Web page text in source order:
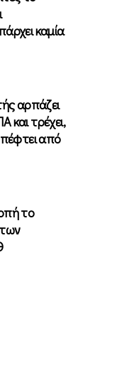
καμία
αρπάζει
και τρέχει,
από
το